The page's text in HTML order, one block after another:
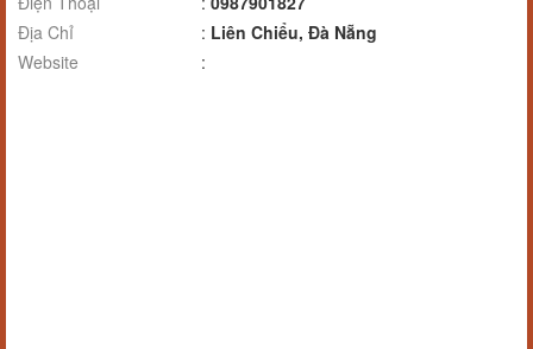
Địa Chỉ
: Liên Chiểu, Đà Nẵng
Website
: